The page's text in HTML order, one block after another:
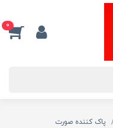
0
پاک کننده صورت